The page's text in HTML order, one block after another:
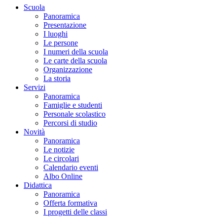
Scuola
Panoramica
Presentazione
I luoghi
Le persone
I numeri della scuola
Le carte della scuola
Organizzazione
La storia
Servizi
Panoramica
Famiglie e studenti
Personale scolastico
Percorsi di studio
Novità
Panoramica
Le notizie
Le circolari
Calendario eventi
Albo Online
Didattica
Panoramica
Offerta formativa
I progetti delle classi